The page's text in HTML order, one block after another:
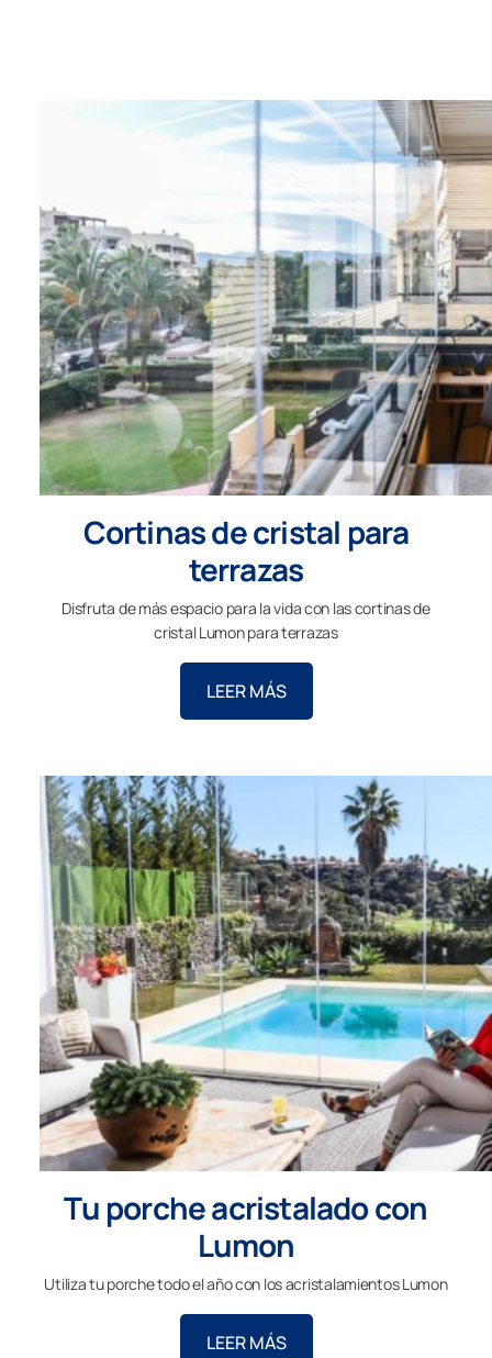
Cortinas de cristal para
terrazas
Disfruta de más espacio para la vida con las cortinas de
cristal Lumon para terrazas
LEER MÁS
Tu porche acristalado con
Lumon
Utiliza tu porche todo el año con los acristalamientos Lumon
LEER MÁS